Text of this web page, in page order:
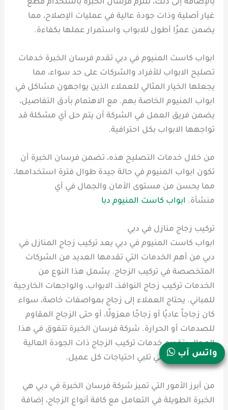
بالإضافة إلى ذلك، تلتزم فرسان الخبرة باستخدام قطع
غيار أصلية وذات جودة عالية في عمليات الإصلاح، مما
يضمن عمرًا أطول للابواب واستمرار عملها بكفاءة.
ابواب كاست المنيوم في دبي تقدم فرسان الخبرة خدمات
تصليح الابواب للأفراد والشركات على حد سواء، مما
يجعلها الخيار المثالي للعملاء الذين يواجهون مشاكل في
ابواب المنيوم الخاصة بهم. مع الاهتمام بأدق التفاصيل،
يضمن فريق العمل في الشركة أن يتم حل أي مشكلة قد
تواجهها الابواب بكل احترافية.
من خلال خدمات التصليح هذه، تضمن فرسان الخبرة أن
تكون ابواب المنيوم في حالة جيدة طوال فترة استخدامها،
مما يحسن من مستوى الأمان والجمال في أي
منشأة. ابواب كاست المنيوم دبا
تركيب زجاج منازل في دبي
ابواب كاست المنيوم في دبي يعد تركيب زجاج المنازل في
دبي من أهم الخدمات التي تقدمها العديد من الشركات
المتخصصة في تركيب الزجاج. يشمل هذا النوع من
الخدمات تركيب زجاج النوافذ، الابواب، والواجهات الخارجية
للمباني. يحتاج العملاء إلى زجاج بمواصفات خاصة، سواء
كان زجاجاً عاديًا أو زجاجًا معزولًا، أو حتى الزجاج المقاوم
للصدمات أو الحرارة. شركة فرسان الخبرة تتفوق في هذا
المجال بتقديم خدمات تركيب الزجاج ذات الجودة العالية
والمواصفات التي تلبي احتياجات كل عميل.
من أبرز الأمور التي تميز شركة فرسان الخبرة في دبي هي
الخبرة الطويلة في التعامل مع كافة أنواع الزجاج، إضافة
واتس آب